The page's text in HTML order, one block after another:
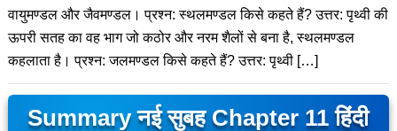
वायुमण्डल और जैवमण्डल। प्रश्न: स्थलमण्डल किसे कहते हैं? उत्तर: पृथ्वी की
ऊपरी सतह का वह भाग जो कठोर और नरम शैलों से बना है, स्थलमण्डल
कहलाता है। प्रश्न: जलमण्डल किसे कहते हैं? उत्तर: पृथ्वी […]
Summary नई सुबह Chapter 11 हिंदी